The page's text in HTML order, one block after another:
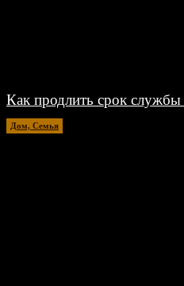
Как продлить срок
Дом, Семья